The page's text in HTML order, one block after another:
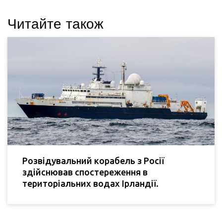
Читайте також
Розвідувальний корабель з Росії
здійснював спостереження в
територіальних водах Ірландії.